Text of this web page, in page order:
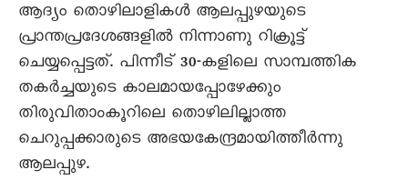
ആദ്യം തൊഴിലാളികൾ ആലപ്പുഴയുടെ
പ്രാന്തപ്രദേശങ്ങളിൽ നിന്നാണു റിക്രൂട്ട്
ചെയ്യപ്പെട്ടത്. പിന്നീട് 30-കളിലെ സാമ്പത്തിക
തകർച്ചയുടെ കാലമായപ്പോഴേക്കും
തിരുവിതാംകൂറിലെ തൊഴിലില്ലാത്ത
ചെറുപ്പക്കാരുടെ അഭയകേന്ദ്രമായിത്തീർന്നു
ആലപ്പുഴ.